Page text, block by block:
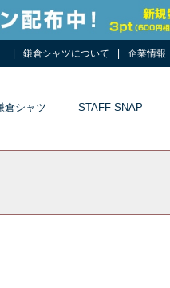
鎌倉シャツについて 企業情報
倉シャツ STAFF SNAP